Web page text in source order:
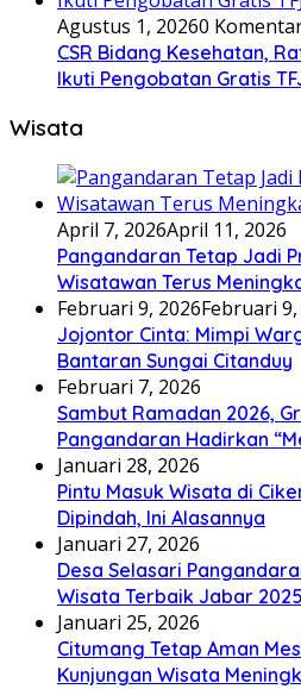
Agustus 1, 20260
CSR Bidang Kesehatan,
Ikuti Pengobatan Gratis
Wisata
April 7, 2026April 11, 2026
Pangandaran Tetap Jadi
Wisatawan Terus
Februari 9, 2026Februari 9,
Jojontor Cinta: Mimpi
Bantaran Sungai Citanduy
Februari 7, 2026
Sambut Ramadan 2026,
Pangandaran Hadirkan
Januari 28, 2026
Pintu Masuk Wisata di
Dipindah, Ini Alasannya
Januari 27, 2026
Desa Selasari
Wisata Terbaik Jabar 2025
Januari 25, 2026
Citumang Tetap Aman
Kunjungan Wisata